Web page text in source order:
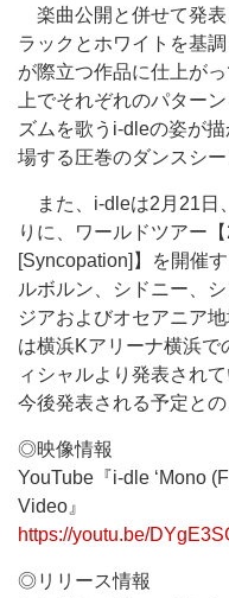
楽曲公開と併せて発表
ラックとホワイトを基
が際立つ作品に仕上が
上でそれぞれのパター
ズムを歌うi-dleの姿が
場する圧巻のダンスシ
また、i-dleは2月21日
りに、ワールドツアー
[Syncopation]】を開催
ルボルン、シドニー、
ジアおよびオセアニア
は横浜Kアリーナ横浜で
ィシャルより発表され
今後発表される予定との
◎映像情報
YouTube『i-dle ‘Mono
Video』
https://youtu.be/
◎リリース情報